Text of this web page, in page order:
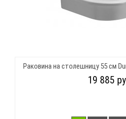
Раковина на столешницу 55 см
19 885